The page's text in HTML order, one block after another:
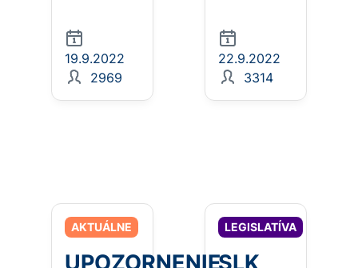
19.9.2022
2969
22.9.2022
3314
AKTUÁLNE LEGISLATÍVA